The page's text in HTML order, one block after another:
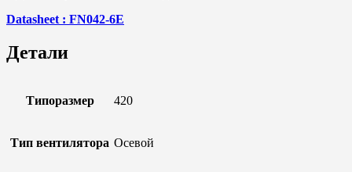
Datasheet : FN042-6E
Детали
Типоразмер 420
Тип вентилятора Осевой